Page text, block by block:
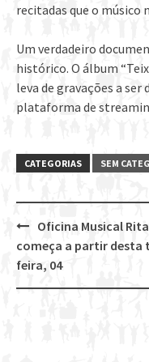
recitadas que o músico
Um verdadeiro
histórico. O álbum
leva de gravações a
plataforma de
CATEGORIAS SEM
Post
navigation
Oficina Musical
começa a partir desta
feira, 04